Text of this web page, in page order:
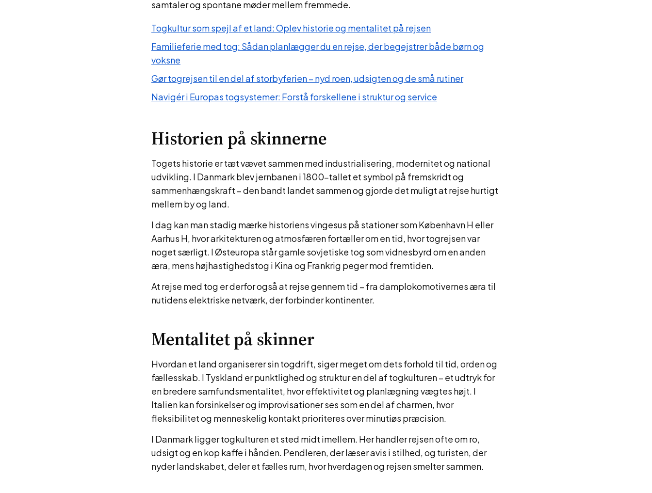
samtaler og spontane møder mellem fremmede.
Togkultur som spejl af et land: Oplev historie og mentalitet på rejsen
Familieferie med tog: Sådan planlægger du en rejse, der begejstrer både børn og
voksne
Gør togrejsen til en del af storbyferien – nyd roen, udsigten og de små rutiner
Navigér i Europas togsystemer: Forstå forskellene i struktur og service
Historien på skinnerne
Togets historie er tæt vævet sammen med industrialisering, modernitet og national
udvikling. I Danmark blev jernbanen i 1800-tallet et symbol på fremskridt og
sammenhængskraft – den bandt landet sammen og gjorde det muligt at rejse hurtigt
mellem by og land.
I dag kan man stadig mærke historiens vingesus på stationer som København H eller
Aarhus H, hvor arkitekturen og atmosfæren fortæller om en tid, hvor togrejsen var
noget særligt. I Østeuropa står gamle sovjetiske tog som vidnesbyrd om en anden
æra, mens højhastighedstog i Kina og Frankrig peger mod fremtiden.
At rejse med tog er derfor også at rejse gennem tid – fra damplokomotivernes æra til
nutidens elektriske netværk, der forbinder kontinenter.
Mentalitet på skinner
Hvordan et land organiserer sin togdrift, siger meget om dets forhold til tid, orden og
fællesskab. I Tyskland er punktlighed og struktur en del af togkulturen – et udtryk for
en bredere samfundsmentalitet, hvor effektivitet og planlægning vægtes højt. I
Italien kan forsinkelser og improvisationer ses som en del af charmen, hvor
fleksibilitet og menneskelig kontakt prioriteres over minutiøs præcision.
I Danmark ligger togkulturen et sted midt imellem. Her handler rejsen ofte om ro,
udsigt og en kop kaffe i hånden. Pendleren, der læser avis i stilhed, og turisten, der
nyder landskabet, deler et fælles rum, hvor hverdagen og rejsen smelter sammen.